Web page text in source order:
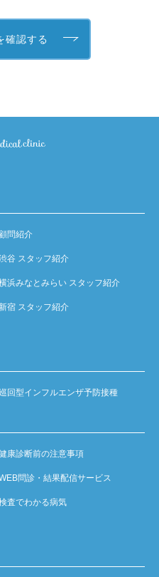
問紹介
谷 スタッフ紹介
浜みなとみらい スタッフ紹介
新宿 スタッフ紹介
回型インフルエンザ予防接種
康診断前の注意事項
問診・結果配信サービス
査でわかる病気